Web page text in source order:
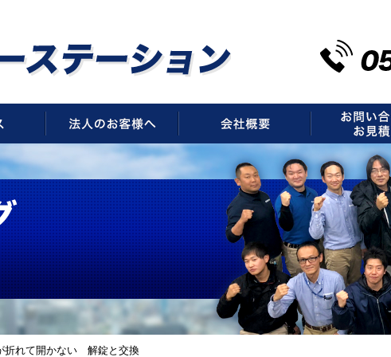
サービス 法人のお客様へ 会社概要
れて開かない 解錠と交換